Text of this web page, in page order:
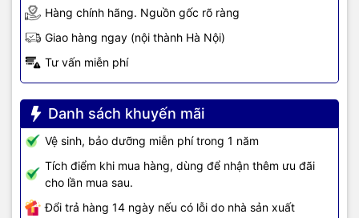
Hàng chính hãng. Nguồn gốc rõ ràng
Giao hàng ngay (nội thành Hà Nội)
Tư vấn miễn phí
Danh sách khuyến mãi
Vệ sinh, bảo dưỡng miễn phí trong 1 năm
Tích điểm khi mua hàng, dùng để nhận thêm ưu đãi
cho lần mua sau.
Đổi trả hàng 14 ngày nếu có lỗi do nhà sản xuất